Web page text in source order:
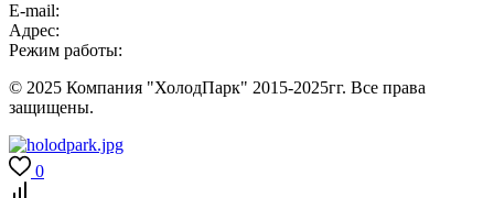
E-mail:
Адрес:
Режим работы:
© 2025 Компания "ХолодПарк" 2015-2025гг. Все права
защищены.
0